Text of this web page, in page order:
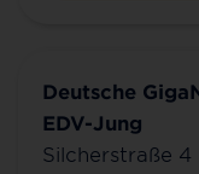
Deutsche
EDV-Jung
Silcherstraße 4